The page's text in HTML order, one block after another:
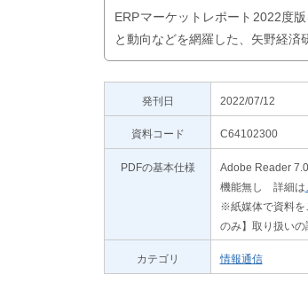
ERPマーケットレポート2022度
と動向などを網羅した、矢野経済
発刊日 2022/07/12
資料コード C64102300
PDFの基本仕様
Adobe Reader
機能無し 詳細は
※紙媒体で資料を
のみ】取り扱いの
カテゴリ 情報通信